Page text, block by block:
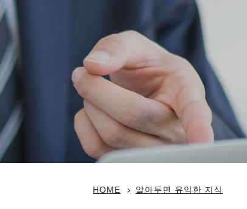
HOME 알아두면 유익한 지식